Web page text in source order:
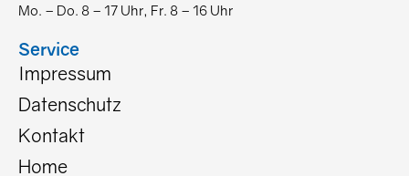
Mo. – Do. 8 – 17 Uhr, Fr. 8 – 16 Uhr
Service
Impressum
Datenschutz
Kontakt
Home